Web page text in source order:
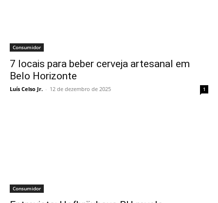
Consumidor
7 locais para beber cerveja artesanal em
Belo Horizonte
Luís Celso Jr. - 12 de dezembro de 2025 1
Consumidor